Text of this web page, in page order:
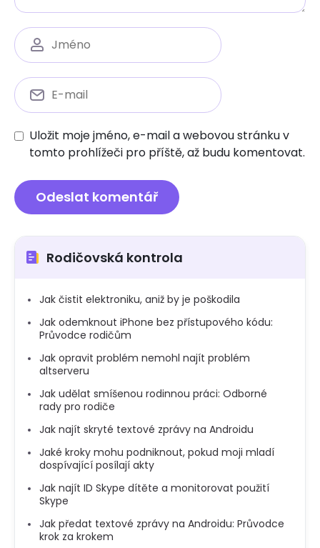
Uložit moje jméno, e-mail a webovou stránku v
tomto prohlížeči pro příště, až budu komentovat.
Rodičovská kontrola
Jak čistit elektroniku, aniž by je poškodila
Jak odemknout iPhone bez přístupového kódu:
Průvodce rodičům
Jak opravit problém nemohl najít problém
altserveru
Jak udělat smíšenou rodinnou práci: Odborné
rady pro rodiče
Jak najít skryté textové zprávy na Androidu
Jaké kroky mohu podniknout, pokud moji mladí
dospívající posílají akty
Jak najít ID Skype dítěte a monitorovat použití
Skype
Jak předat textové zprávy na Androidu: Průvodce
krok za krokem